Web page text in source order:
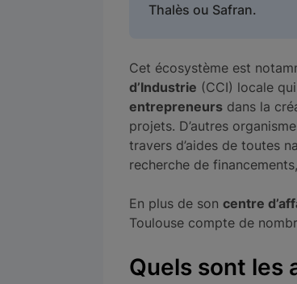
Thalès ou Safran.
Cet écosystème est
d’Industrie (CCI) locale
entrepreneurs dans la
projets. D’autres
travers d’aides de toutes
recherche de
En plus de son centre
Toulouse compte de
Quels sont les